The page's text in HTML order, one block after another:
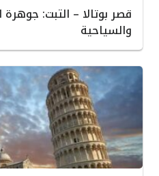
قصر بوتالا – التبت: جوهرة
والسياحية